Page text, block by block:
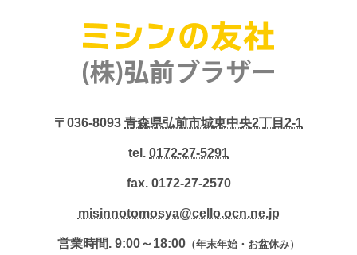
〒036-8093 青森県弘前市城東中央2丁目2-1
tel. 0172-27-5291
fax. 0172-27-2570
misinnotomosya@cello.ocn.ne.jp
営業時間. 9:00～18:00 （年末年始・お盆休み）